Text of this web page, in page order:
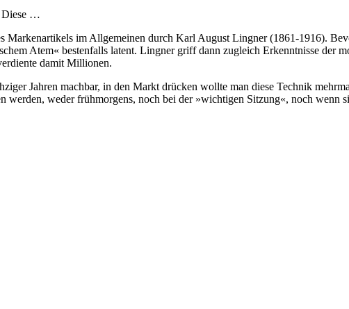
Diese …
Markenartikels im Allgemeinen durch Karl August Lingner (1861-1916).
Atem« bestenfalls latent. Lingner griff dann zugleich Erkenntnisse der
damit Millionen.
Jahren machbar, in den Markt drücken wollte man diese Technik
weder frühmorgens, noch bei der »wichtigen Sitzung«, noch wenn